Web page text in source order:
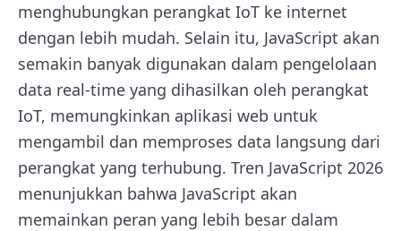
menghubungkan perangkat IoT ke internet
dengan lebih mudah. Selain itu, JavaScript akan
semakin banyak digunakan dalam pengelolaan
data real-time yang dihasilkan oleh perangkat
IoT, memungkinkan aplikasi web untuk
mengambil dan memproses data langsung dari
perangkat yang terhubung. Tren JavaScript 2026
menunjukkan bahwa JavaScript akan
memainkan peran yang lebih besar dalam